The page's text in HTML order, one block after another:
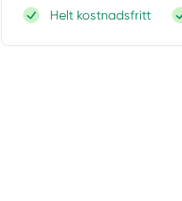
Helt kostnadsfritt